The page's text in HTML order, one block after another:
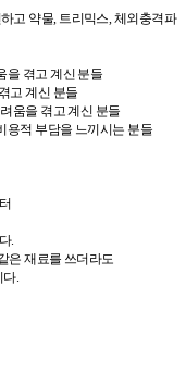
고 약물, 트리믹스, 체외충격파
을 겪고 계신 분들
고 계신 분들
움을 겪고 계신 분들
용적 부담을 느끼시는 분들
.
은 재료를 쓰더라도
다.